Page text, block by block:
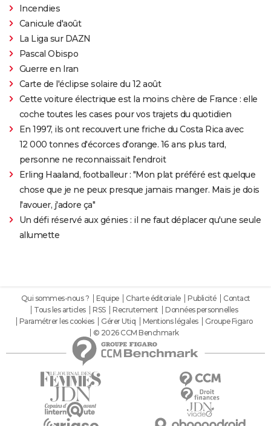
Incendies
Canicule d'août
La Liga sur DAZN
Pascal Obispo
Guerre en Iran
Carte de l'éclipse solaire du 12 août
Cette voiture électrique est la moins chère de France : elle
coche toutes les cases pour vos trajets du quotidien
En 1997, ils ont recouvert une friche du Costa Rica avec
12 000 tonnes d'écorces d'orange. 16 ans plus tard,
personne ne reconnaissait l'endroit
Erling Haaland, footballeur : "Mon plat préféré est quelque
chose que je ne peux presque jamais manger. Mais je dois
l'avouer, j'adore ça"
Un défi réservé aux génies : il ne faut déplacer qu'une seule
allumette
Qui sommes-nous ? Equipe Charte éditoriale Publicité
Contact
Tous les articles
RSS Recrutement
Données personnelles
Paramétrer les cookies
Gérer Utiq Mentions légales
Groupe Figaro
© 2026 CCM Benchmark